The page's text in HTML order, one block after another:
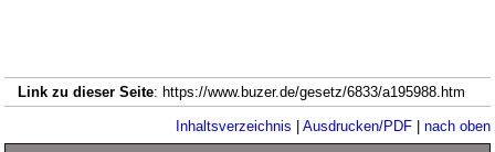
Link zu dieser Seite: https://www.buzer.de/gesetz/6833/a195988.htm
Inhaltsverzeichnis | Ausdrucken/PDF| nach oben